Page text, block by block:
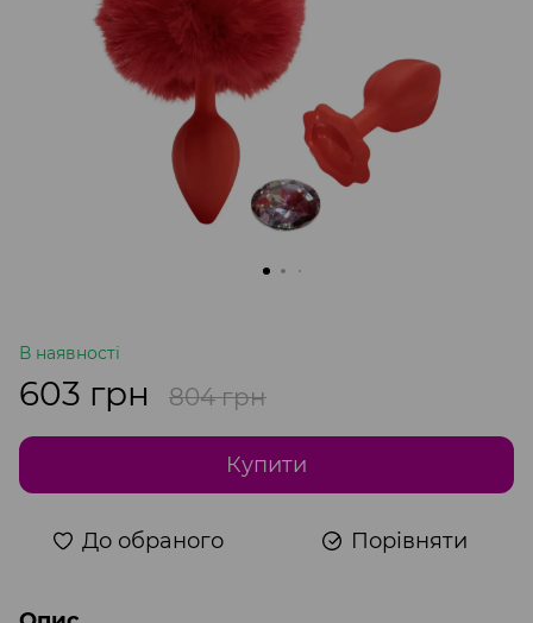
В наявності
603 грн 804 грн
Купити
До обраного Порівняти